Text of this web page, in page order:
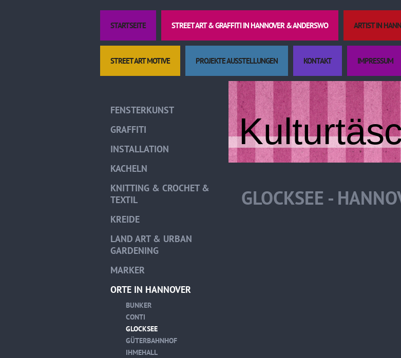
STARTSEITE STREET ART & GRAFFITI IN HANNOVER & ANDERSWO ARTIST IN
STREET ART MOTIVE PROJEKTE AUSSTELLUNGEN KONTAKT IMPRESSUM
FENSTERKUNST
GRAFFITI
INSTALLATION
KACHELN
KNITTING & CROCHET &
TEXTIL
KREIDE
LAND ART & URBAN
GARDENING
MARKER
ORTE IN HANNOVER
BUNKER
CONTI
GLOCKSEE
GÜTERBAHNHOF
IHMEHALL
GLOCKSEE -